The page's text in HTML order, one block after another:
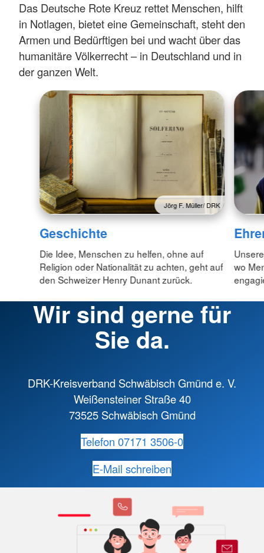
Ausstattung dafür benötigt wird.
Neben der fachlichen Ausbildung spielte auch
die Förderung von Teamgeist und
Zusammenarbeit eine wichtige Rolle.
Gemeinsam Aufgaben zu lösen und
Verantwortung füreinander zu übernehmen
gehört zu den Grundwerten des
Jugendrotkreuzes.
Den gelungenen Abschluss des
Ausbildungstages bildete ein gemeinsames
Grillen mit den Eltern. Für alle Beteiligten war
die Veranstaltung ein voller Erfolg und hinterließ
viele neue Eindrücke sowie unvergessliche
soll das Pilotprojekt künftig weitergeführt
werden.
Im Jugendrotkreuz können Kinder, Jugendliche
und junge Erwachsene Gemeinschaft erleben,
Neues lernen und sich aktiv für andere
Menschen einsetzen. Mit Spaß, Teamgeist und
von morgen. Hast du Lust, Teil dieser
Gemeinschaft zu werden? Dann melde dich
einfach bei beim DRK/ JRK in deinem Ort.
Mehr anzeigen
Das Deutsche Rote Kreuz rettet Menschen, hilft
in Notlagen, bietet eine Gemeinschaft, steht den
Armen und Bedürftigen bei und wacht über das
humanitäre Völkerrecht – in Deutschland und in
der ganzen Welt.
Jörg F. Müller/ DRK
Geschichte
Die Idee, Menschen zu helfen, ohne auf
Religion oder Nationalität zu achten, geht auf
den Schweizer Henry Dunant zurück.
wo
Wir sind gerne für
Sie da.
DRK-Kreisverband Schwäbisch Gmünd e. V.
Weißensteiner Straße 40
73525 Schwäbisch Gmünd
Telefon 07171 3506-0
E-Mail schreiben